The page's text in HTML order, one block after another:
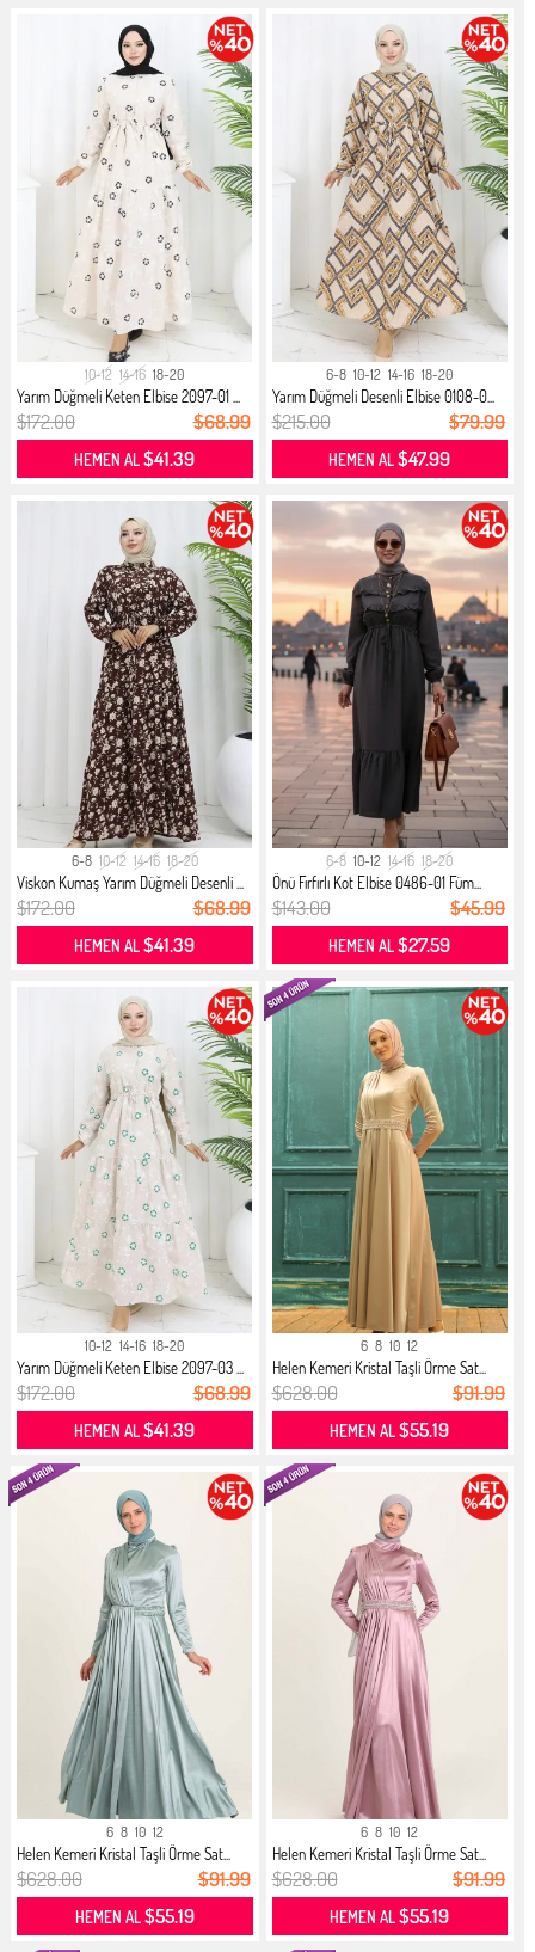
10-12 14-16 18-20
Yarım Düğmeli Keten Elbise 2097-01 ...
$172.00 $68.99
HEMEN AL$41.39
6-8 10-12 14-16 18-20
Yarım Düğmeli Desenli Elbise 0108-0...
$215.00 $79.99
HEMEN AL$47.99
6-8 10-12 14-16 18-20
Viskon Kumaş Yarım Düğmeli Desenli ...
$172.00 $68.99
HEMEN AL$41.39
6-8 10-12 14-16 18-20
Önü Fırfırlı Kot Elbise 0486-01 Füm...
$143.00 $45.99
HEMEN AL$27.59
10-12 14-16 18-20
Yarım Düğmeli Keten Elbise 2097-03 ...
$172.00 $68.99
HEMEN AL$41.39
6 8 10 12
Helen Kemeri Kristal Taşli Örme Sat...
$628.00 $91.99
HEMEN AL$55.19
6 8 10 12
Helen Kemeri Kristal Taşli Örme Sat...
$628.00 $91.99
HEMEN AL$55.19
6 8 10 12
Helen Kemeri Kristal Taşli Örme Sat...
$628.00 $91.99
HEMEN AL$55.19